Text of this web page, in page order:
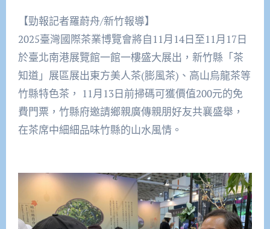
【勁報記者羅蔚舟/新竹報導】
2025臺灣國際茶業博覽會將自11月14日至11月17日
於臺北南港展覽館一館一樓盛大展出，新竹縣「茶
知道」展區展出東方美人茶(膨風茶)、高山烏龍茶等
竹縣特色茶， 11月13日前掃碼可獲價值200元的免
費門票，竹縣府邀請鄉親廣傳親朋好友共襄盛舉，
在茶席中細細品味竹縣的山水風情。